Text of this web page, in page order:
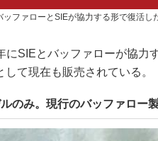
ファローとSIEが協力する形で復活し
にSIEとバッファローが協力
て現在も販売されている。
のみ。現行のバッファロー